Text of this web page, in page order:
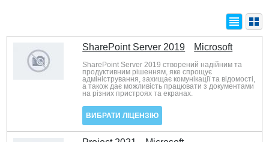
SharePoint Server 2019 Microsoft
SharePoint Server 2019 створений надійним та
продуктивним рішенням, яке спрощує
адміністрування, захищає комунікації та відомості,
а також дає можливість працювати з документами
на різних пристроях та екранах.
ВИБРАТИ ЛІЦЕНЗІЮ